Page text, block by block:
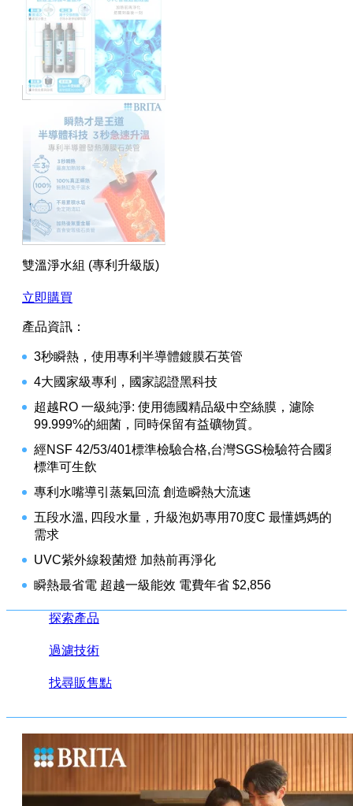
雙溫淨水組 (專利升級版)
立即購買
產品資訊：
3秒瞬熱，使用專利半導體鍍膜石英管
4大國家級專利，國家認證黑科技
超越RO 一級純淨: 使用德國精品級中空絲膜，濾除
99.999%的細菌，同時保留有益礦物質。
經NSF 42/53/401標準檢驗合格,台灣SGS檢驗符合國家
標準可生飲
專利水嘴導引蒸氣回流 創造瞬熱大流速
五段水溫, 四段水量，升級泡奶專用70度C 最懂媽媽的
需求
UVC紫外線殺菌燈 加熱前再淨化
瞬熱最省電 超越一級能效 電費年省 $2,856
探索產品
過濾技術
找尋販售點